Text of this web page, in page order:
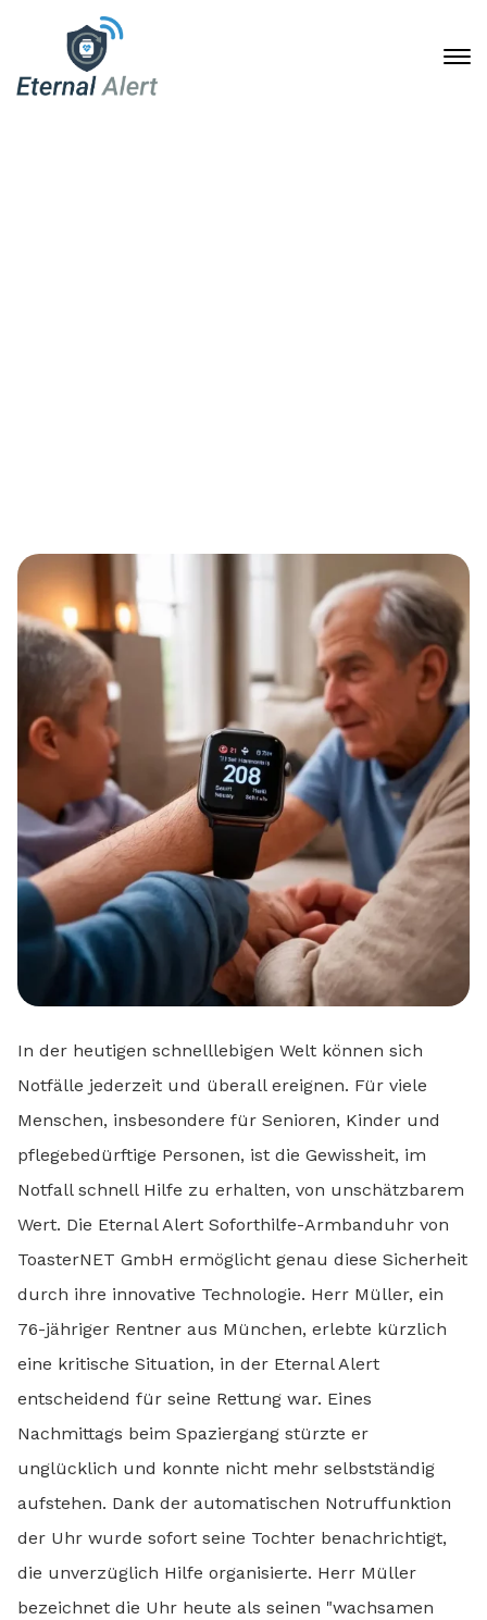
In der heutigen schnelllebigen Welt können sich
Notfälle jederzeit und überall ereignen. Für viele
Menschen, insbesondere für Senioren, Kinder und
pflegebedürftige Personen, ist die Gewissheit, im
Notfall schnell Hilfe zu erhalten, von unschätzbarem
Wert. Die Eternal Alert Soforthilfe-Armbanduhr von
ToasterNET GmbH ermöglicht genau diese Sicherheit
durch ihre innovative Technologie. Herr Müller, ein
76-jähriger Rentner aus München, erlebte kürzlich
eine kritische Situation, in der Eternal Alert
entscheidend für seine Rettung war. Eines
Nachmittags beim Spaziergang stürzte er
unglücklich und konnte nicht mehr selbstständig
aufstehen. Dank der automatischen Notruffunktion
der Uhr wurde sofort seine Tochter benachrichtigt,
die unverzüglich Hilfe organisierte. Herr Müller
bezeichnet die Uhr heute als seinen "wachsamen